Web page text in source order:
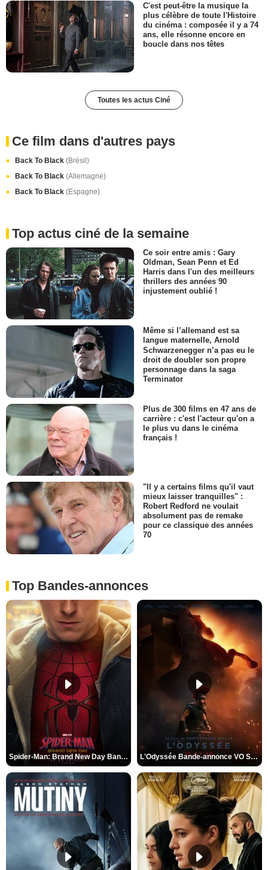
C'est peut-être la musique la
plus célèbre de toute l'Histoire
du cinéma : composée il y a 74
ans, elle résonne encore en
boucle dans nos têtes
Toutes les actus Ciné
Ce film dans d'autres pays
Back To Black (Brésil)
Back To Black (Allemagne)
Back To Black (Espagne)
Top actus ciné de la semaine
Ce soir entre amis : Gary
Oldman, Sean Penn et Ed
Harris dans l'un des meilleurs
thrillers des années 90
injustement oublié !
Même si l’allemand est sa
langue maternelle, Arnold
Schwarzenegger n’a pas eu le
droit de doubler son propre
personnage dans la saga
Terminator
Plus de 300 films en 47 ans de
carrière : c'est l'acteur qu'on a
le plus vu dans le cinéma
français !
"Il y a certains films qu'il vaut
mieux laisser tranquilles" :
Robert Redford ne voulait
absolument pas de remake
pour ce classique des années
70
Top Bandes-annonces
Spider-Man: Brand New Day Bande-annonce VO STFR L'Odyssée Bande-annonce VO STFR